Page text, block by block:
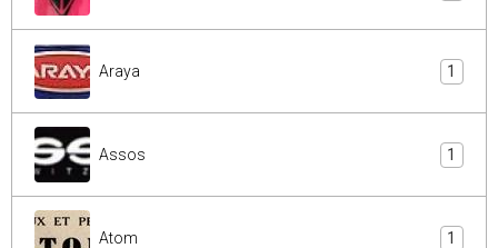
Araya 1
Assos 1
Atom 1